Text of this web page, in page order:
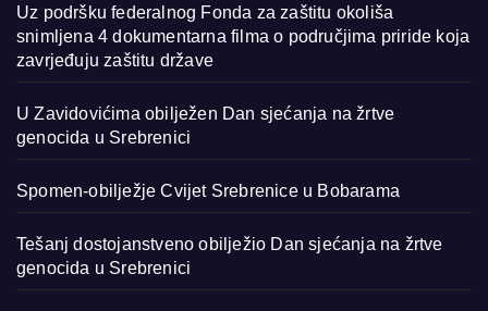
Uz podršku federalnog Fonda za zaštitu okoliša
snimljena 4 dokumentarna filma o područjima priride koja
zavrjeđuju zaštitu države
U Zavidovićima obilježen Dan sjećanja na žrtve
genocida u Srebrenici
Spomen-obilježje Cvijet Srebrenice u Bobarama
Tešanj dostojanstveno obilježio Dan sjećanja na žrtve
genocida u Srebrenici